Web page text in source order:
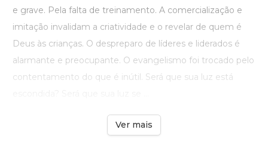
e grave. Pela falta de treinamento. A comercialização e
imitação invalidam a criatividade e o revelar de quem é
Deus às crianças. O despreparo de líderes e liderados é
alarmante e preocupante. O evangelismo foi trocado pelo
contentamento do que é inútil. Será que sua luz está
Ver mais